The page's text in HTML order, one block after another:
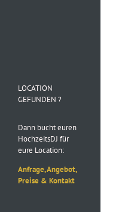
LOCATION
GEFUNDEN ?
Dann bucht euren
HochzeitsDJ für
eure Location:
Anfrage, Angebot,
Preise & Kontakt